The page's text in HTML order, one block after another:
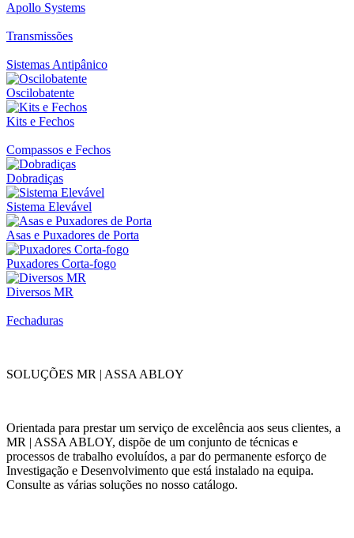
Apollo Systems
Transmissões
Sistemas Antipânico
Oscilobatente
Kits e Fechos
Compassos e Fechos
Dobradiças
Sistema Elevável
Asas e Puxadores de Porta
Puxadores Corta-fogo
Diversos MR
Fechaduras
SOLUÇÕES MR | ASSA ABLOY
Orientada para prestar um serviço de excelência aos seus clientes, a
MR | ASSA ABLOY, dispõe de um conjunto de técnicas e
processos de trabalho evoluídos, a par do permanente esforço de
Investigação e Desenvolvimento que está instalado na equipa.
Consulte as várias soluções no nosso catálogo.